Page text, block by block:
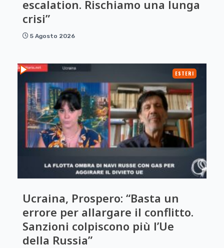
escalation. Rischiamo una lunga
crisi”
5 Agosto 2026
ESTERI
Ucraina, Prospero: “Basta un
errore per allargare il conflitto.
Sanzioni colpiscono più l’Ue
della Russia”